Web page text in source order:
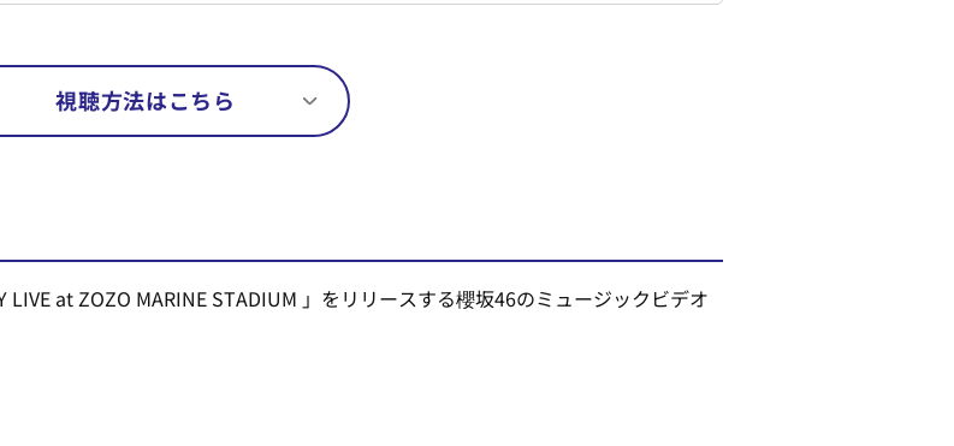
視聴方法はこちら
at ZOZO MARINE STADIUM 」をリリースする櫻坂46のミュージックビデオ